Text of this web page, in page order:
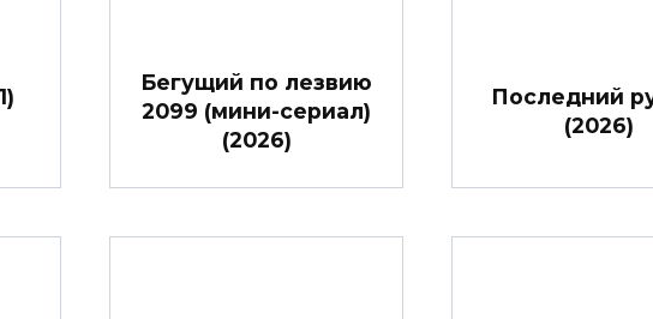
Бегущий по лезвию
2099 (мини-сериал)
(2026)
Последний
(2026)